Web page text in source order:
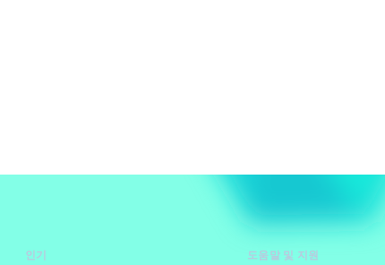
인기 도움말 및 지원